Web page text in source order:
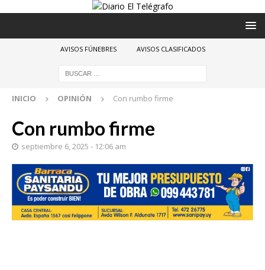
AVISOS FÚNEBRES AVISOS CLASIFICADOS
INICIO OPINIÓN Con rumbo firme
Con rumbo firme
septiembre 6, 2025 - 12:06 am